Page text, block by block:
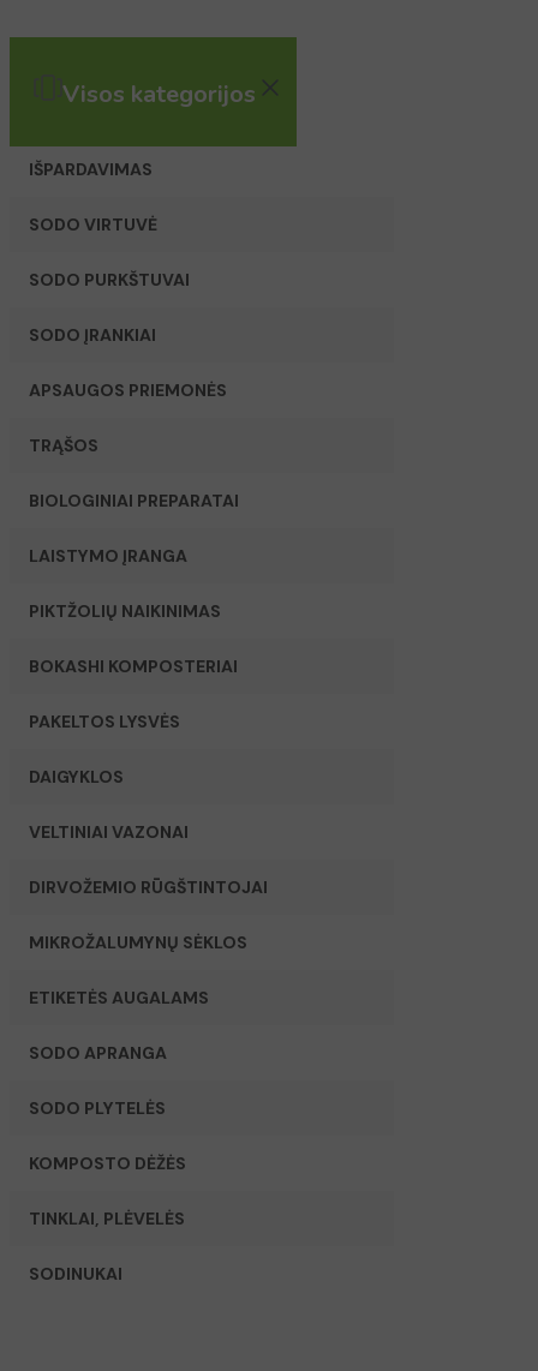
Visos kategorijos
IŠPARDAVIMAS
SODO VIRTUVĖ
SODO PURKŠTUVAI
SODO ĮRANKIAI
APSAUGOS PRIEMONĖS
TRĄŠOS
BIOLOGINIAI PREPARATAI
LAISTYMO ĮRANGA
PIKTŽOLIŲ NAIKINIMAS
BOKASHI KOMPOSTERIAI
PAKELTOS LYSVĖS
DAIGYKLOS
VELTINIAI VAZONAI
DIRVOŽEMIO RŪGŠTINTOJAI
MIKROŽALUMYNŲ SĖKLOS
ETIKETĖS AUGALAMS
SODO APRANGA
SODO PLYTELĖS
KOMPOSTO DĖŽĖS
TINKLAI, PLĖVELĖS
SODINUKAI